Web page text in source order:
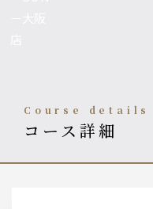
course details
コース詳細